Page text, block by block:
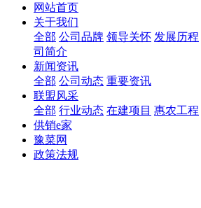
网站首页
关于我们
全部 公司品牌 领导关怀 发展历程
司简介
新闻资讯
全部 公司动态 重要资讯
联盟风采
全部 行业动态 在建项目 惠农工程
供销e家
豫菜网
政策法规